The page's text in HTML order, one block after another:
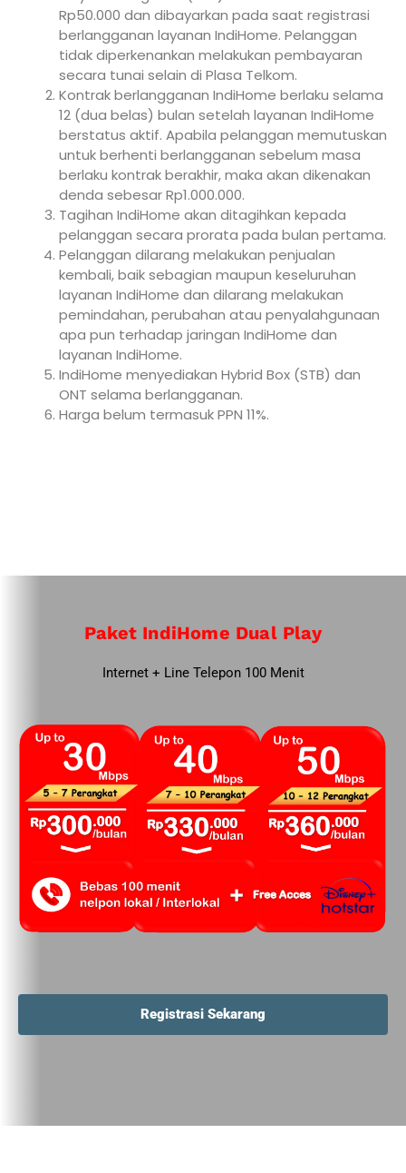
Rp50.000 dan dibayarkan pada saat registrasi
berlangganan layanan IndiHome. Pelanggan
tidak diperkenankan melakukan pembayaran
secara tunai selain di Plasa Telkom.
Kontrak berlangganan IndiHome berlaku selama
12 (dua belas) bulan setelah layanan IndiHome
berstatus aktif. Apabila pelanggan memutuskan
untuk berhenti berlangganan sebelum masa
berlaku kontrak berakhir, maka akan dikenakan
denda sebesar Rp1.000.000.
Tagihan IndiHome akan ditagihkan kepada
pelanggan secara prorata pada bulan pertama.
Pelanggan dilarang melakukan penjualan
kembali, baik sebagian maupun keseluruhan
layanan IndiHome dan dilarang melakukan
pemindahan, perubahan atau penyalahgunaan
apa pun terhadap jaringan IndiHome dan
layanan IndiHome.
IndiHome menyediakan Hybrid Box (STB) dan
ONT selama berlangganan.
Harga belum termasuk PPN 11%.
Paket IndiHome Dual Play
Internet + Line Telepon 100 Menit
Registrasi Sekarang